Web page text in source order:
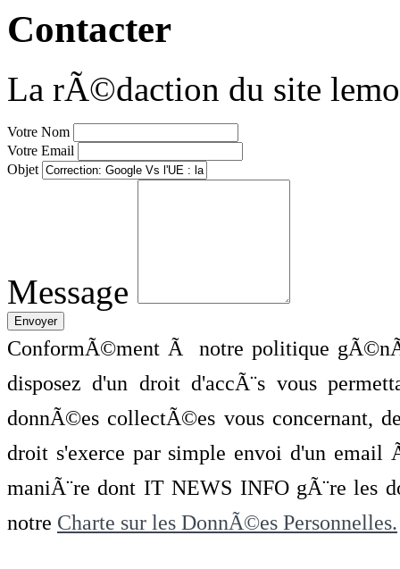
Contacter
La rÃ©daction du site
Votre Nom
Votre Email
Objet
Message
ConformÃ©ment Ã notre politique
disposez d'un droit d'accÃ¨s vous
donnÃ©es collectÃ©es vous concernant,
droit s'exerce par simple envoi d'un
maniÃ¨re dont IT NEWS INFO gÃ¨re les
notre Charte sur les DonnÃ©es Personnelles.